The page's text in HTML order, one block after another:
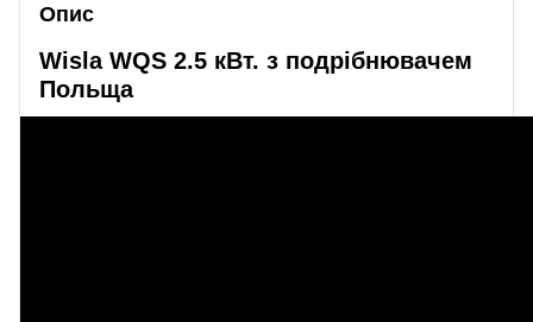
Опис
Wisla WQS 2.5 кВт. з подрібнювачем
Польща